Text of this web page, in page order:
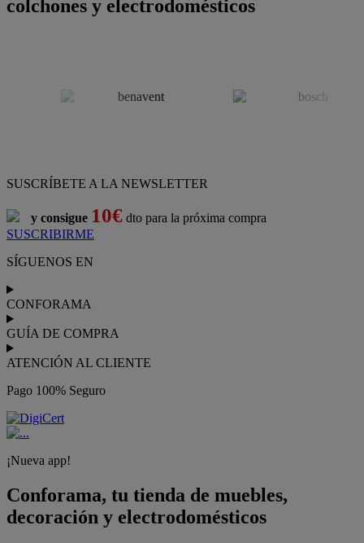
colchones y electrodomésticos
SUSCRÍBETE A LA NEWSLETTER
y consigue 10€ dto para la próxima compra
SUSCRIBIRME
SÍGUENOS EN
CONFORAMA
GUÍA DE COMPRA
ATENCIÓN AL CLIENTE
Pago 100% Seguro
¡Nueva app!
Conforama, tu tienda de muebles,
decoración y electrodomésticos